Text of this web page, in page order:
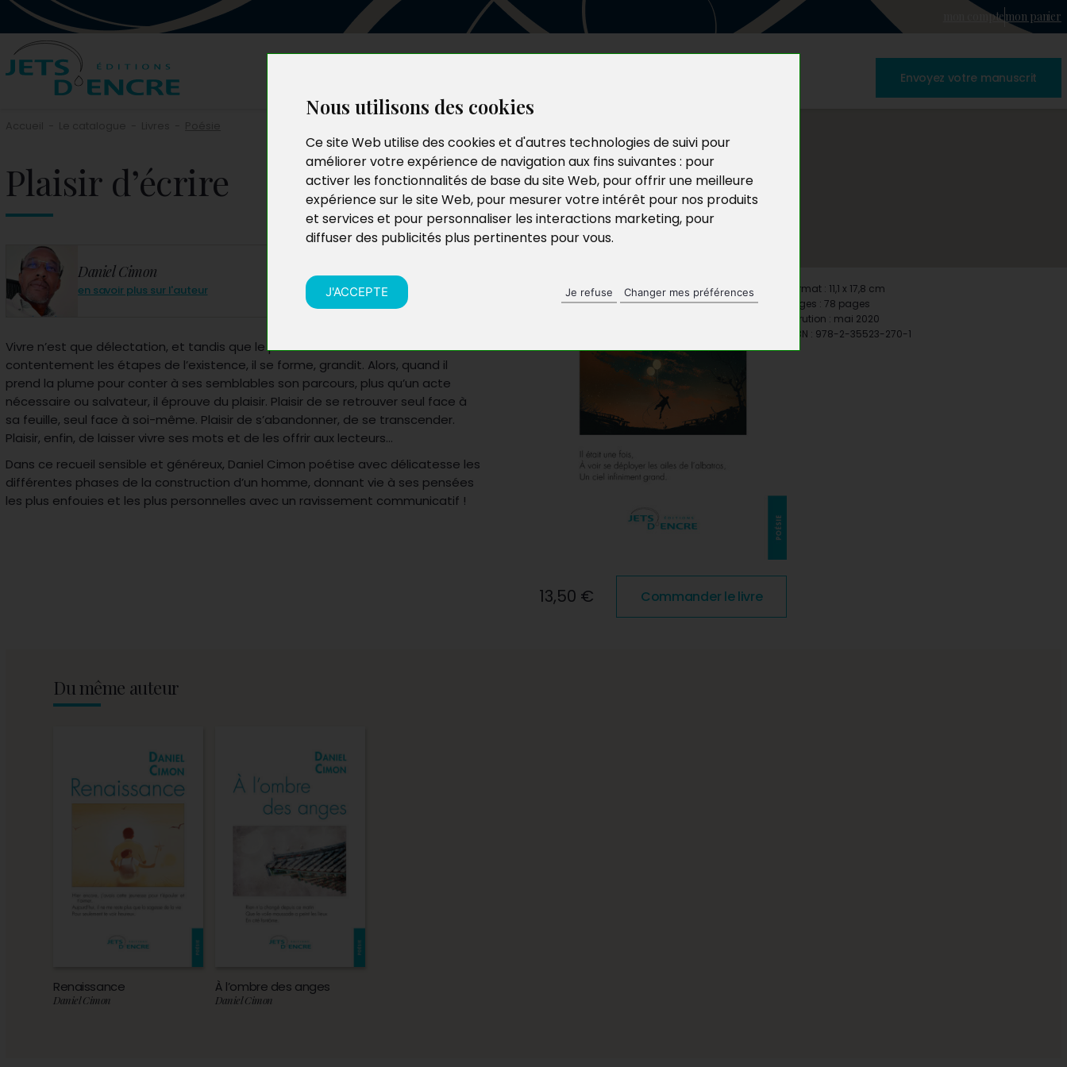
Nous utilisons des cookies
Ce site Web utilise des cookies et d'autres technologies de suivi pour
améliorer votre expérience de navigation aux fins suivantes : pour
activer les fonctionnalités de base du site Web, pour offrir une meilleure
expérience sur le site Web, pour mesurer votre intérêt pour nos produits
et services et pour personnaliser les interactions marketing, pour
diffuser des publicités plus pertinentes pour vous.
J'ACCEPTE Je refuse Changer mes préférences
mon comptemon panier
Envoyez votre manuscrit
Plaisir d’écrire
Daniel Cimon
en savoir plus sur l'auteur
Vivre n’est que délectation, et tandis que le poète traverse avec
contentement les étapes de l’existence, il se forme, grandit. Alors, quand il
prend la plume pour conter à ses semblables son parcours, plus qu’un acte
nécessaire ou salvateur, il éprouve du plaisir. Plaisir de se retrouver seul face à
sa feuille, seul face à soi-même. Plaisir de s’abandonner, de se transcender.
Plaisir, enfin, de laisser vivre ses mots et de les offrir aux lecteurs…
Dans ce recueil sensible et généreux, Daniel Cimon poétise avec délicatesse les
différentes phases de la construction d’un homme, donnant vie à ses pensées
les plus enfouies et les plus personnelles avec un ravissement communicatif !
13,50 € Commander le livre
Format : 11,1 x 17,8 cm
Pages : 78 pages
Parution : mai 2020
ISBN : 978-2-35523-270-1
Du même auteur
Renaissance
Daniel Cimon
À l’ombre des anges
Daniel Cimon